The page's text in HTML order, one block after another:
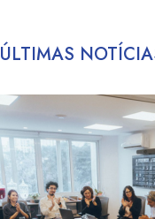
ÚLTIMAS